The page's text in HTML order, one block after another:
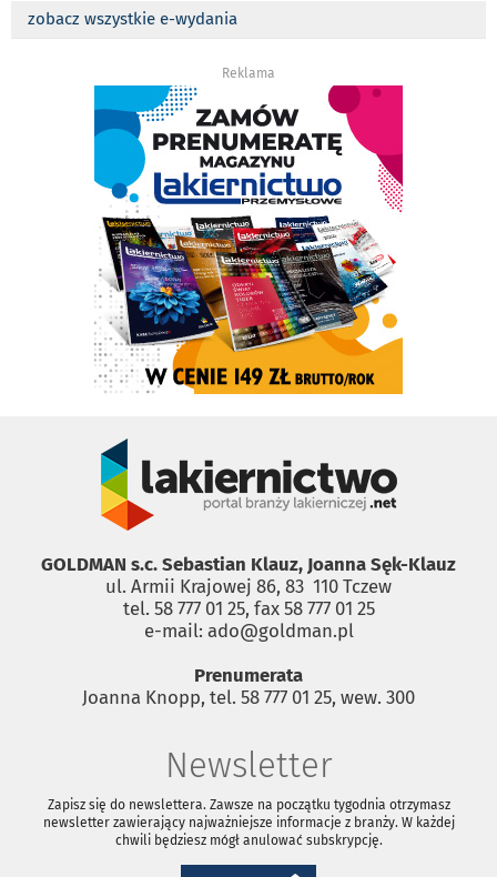
zobacz wszystkie e-wydania
Reklama
GOLDMAN s.c. Sebastian Klauz, Joanna Sęk-Klauz
ul. Armii Krajowej 86, 83 ­ 110 Tczew
tel. 58 777 01 25, fax 58 777 01 25
e-mail: ado@goldman.pl
Prenumerata
Joanna Knopp, tel. 58 777 01 25, wew. 300
Newsletter
Zapisz się do newslettera. Zawsze na początku tygodnia otrzymasz
newsletter zawierający najważniejsze informacje z branży. W każdej
chwili będziesz mógł anulować subskrypcję.